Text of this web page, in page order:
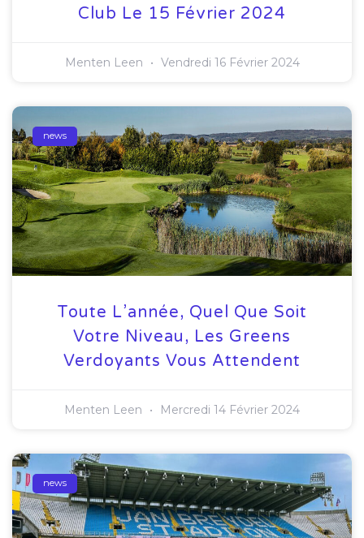
Club Le 15 Février 2024
Menten Leen Vendredi 16 Février 2024
news
Toute L’année, Quel Que Soit
Votre Niveau, Les Greens
Verdoyants Vous Attendent
Menten Leen Mercredi 14 Février 2024
news